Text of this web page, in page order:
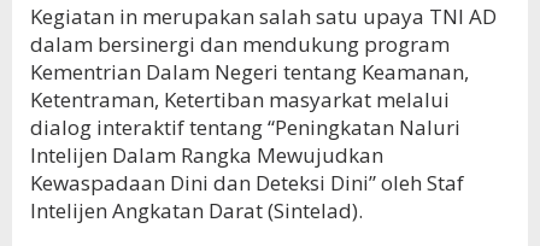
Kegiatan in merupakan salah satu upaya TNI AD
dalam bersinergi dan mendukung program
Kementrian Dalam Negeri tentang Keamanan,
Ketentraman, Ketertiban masyarkat melalui
dialog interaktif tentang “Peningkatan Naluri
Intelijen Dalam Rangka Mewujudkan
Kewaspadaan Dini dan Deteksi Dini” oleh Staf
Intelijen Angkatan Darat (Sintelad).